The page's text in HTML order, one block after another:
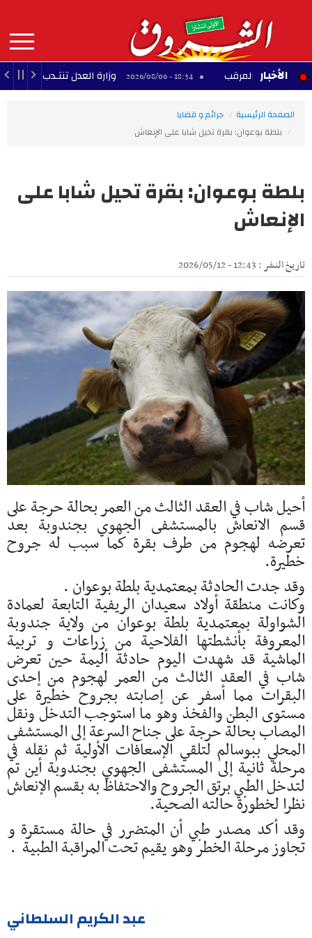
contenu
principal
MAIN
NAVIGATION الأخبار
جبل المرقب 18:34 - 2026/08/06 وزارة العدل تنتـدب عملة 17:52 - 2026/08/06
الصفحة الرئيسية
جرائم و قضايا
بلطة بوعوان: بقرة تحيل شابا على الإنعاش
بلطة بوعوان: بقرة تحيل شابا على
الإنعاش
تاريخ النشر : 12:43 - 2026/05/12
أحيل شاب في العقد الثالث من العمر بحالة حرجة على
قسم الانعاش بالمستشفى الجهوي بجندوبة بعد
تعرضه لهجوم من طرف بقرة كما سبب له جروح
خطيرة.
وقد جدت الحادثة بمعتمدية بلطة بوعوان .
وكانت منطقة أولاد سعيدان الريفية التابعة لعمادة
الشواولة بمعتمدية بلطة بوعوان من ولاية جندوبة
المعروفة بأنشطتها الفلاحية من زراعات و تربية
الماشية قد شهدت اليوم حادثة أليمة حين تعرض
شاب في العقد الثالث من العمر لهجوم من إحدى
البقرات مما أسفر عن إصابته بجروح خطيرة على
مستوى البطن والفخذ وهو ما استوجب التدخل ونقل
المصاب بحالة حرجة على جناح السرعة إلى المستشفى
المحلي ببوسالم لتلقي الإسعافات الأولية ثم نقله في
مرحلة ثانية إلى المستشفى الجهوي بجندوبة أين تم
لتدخل الطبي برتق الجروح والاحتفاظ به بقسم الإنعاش
نظرا لخطورة حالته الصحية.
وقد أكد مصدر طبي أن المتضرر في حالة مستقرة و
تجاوز مرحلة الخطر وهو يقيم تحت المراقبة الطبية .
عبد الكريم السلطاني